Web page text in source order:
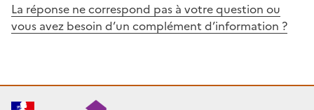
La réponse ne correspond pas à votre question ou
vous avez besoin d’un complément d’information ?